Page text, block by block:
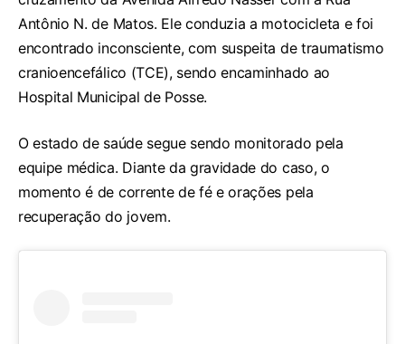
Antônio N. de Matos. Ele conduzia a motocicleta e foi
encontrado inconsciente, com suspeita de traumatismo
cranioencefálico (TCE), sendo encaminhado ao
Hospital Municipal de Posse.
O estado de saúde segue sendo monitorado pela
equipe médica. Diante da gravidade do caso, o
momento é de corrente de fé e orações pela
recuperação do jovem.